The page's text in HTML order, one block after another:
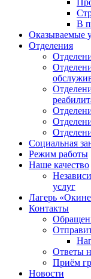
В
Оказываемые
Отделения
Социальная
Режим работы
Наше качество
услуг
Лагерь
Контакты
Ответы
Приём
Новости